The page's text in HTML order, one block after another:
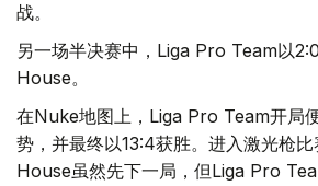
战。
另一场半决赛中，Liga Pro Team以
House。
在Nuke地图上，Liga Pro Team开局
势，并最终以13:4获胜。进入激光枪
House虽然先下一局，但Liga Pro